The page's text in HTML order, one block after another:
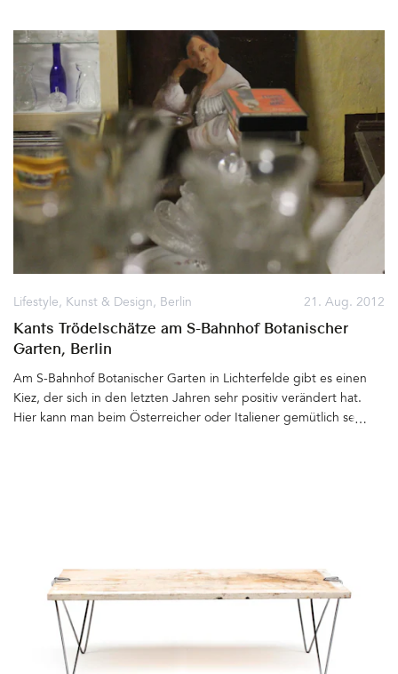
geöltem Walnussholz oder farbig lackiert. Schön&hellip
21. Aug. 2012
Lifestyle, Kunst & Design, Berlin
Kants Trödelschätze am S-Bahnhof Botanischer
Garten, Berlin
Am S-Bahnhof Botanischer Garten in Lichterfelde gibt es einen
Kiez, der sich in den letzten Jahren sehr positiv verändert hat.
Hier kann man beim Österreicher oder Italiener gemütlich seine
zusammentragen. Es lohnt sich, immer mal wieder im
gleichnamigen Laden rein zu schauen. Die Schätze wechseln hier
schnell ihren Besitzer, denn Chris Kant und seine Kollegen
bringen fast täglich neue Stücke vorbei. Ich habe dort schon die
eine oder andere Rarität gefunden, gerade erst zwei alte Stühle,